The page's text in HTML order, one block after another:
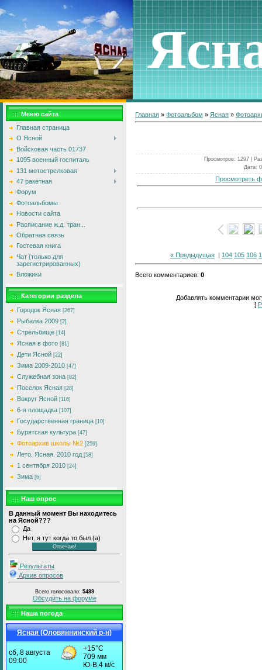
Меню сайта
Главная страница
О Ясной
Войсковая часть 01737
1095 военный госпиталь
131 мотострелковая
47 ракетная
Форум
Фотоальбомы
Новости сайта
Расписание ж.д. тран...
Обратная связь
Гостевая книга
Чат (только для
зарегистрированных)
Бложики
Категории раздела
Городок Ясная [267]
Рыбалка 2009 [2]
Стрельбище [14]
Ясная в фото [81]
Дети Ясной [22]
Зима 2009-2010 [47]
Служебная зона [82]
Поселок Ясная [28]
Вокруг Ясной [116]
6-я площадка [107]
Государственная граница [10]
Бурятская культура [47]
Фотоархив школы №2 [259]
Лето. Ясная. 2010 год [58]
1 сентября 2010 [24]
Зима [6]
Наш опрос
В данный момент Вы находитесь
на Ясной???
Да
Нет, я тут когда то был (а)
Результаты
Архив опросов
Всего голосовало: 5489
Обсудить на форуме
Наша погода
Ясная (Оловяннинский р-н)
Главная » Фотоальбом » Ясная »
Просмотров: 1297 |
Дата:
Просмотреть
« Предыдущая | 104 105 106
Всего комментариев: 0
Добавлять комментарии
[